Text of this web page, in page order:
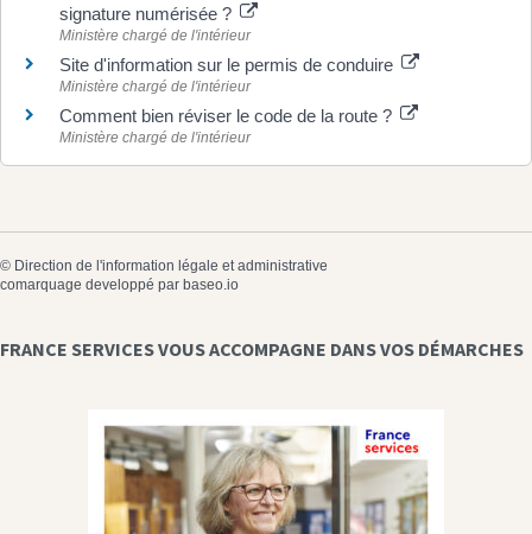
signature numérisée ?
Ministère chargé de l'intérieur
Site d'information sur le permis de conduire
Ministère chargé de l'intérieur
Comment bien réviser le code de la route ?
Ministère chargé de l'intérieur
© Direction de l'information légale et administrative
comarquage developpé par baseo.io
FRANCE SERVICES VOUS ACCOMPAGNE DANS VOS DÉMARCHES